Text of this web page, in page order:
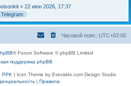
« 22 июн 2026, 17:37
Telegram
Часовой пояс: UTC+03:00
® Forum Software © phpBB Limited
поддержка phpBB
PPK | Icon Theme by Everaldo.com Design Studio
| Правила